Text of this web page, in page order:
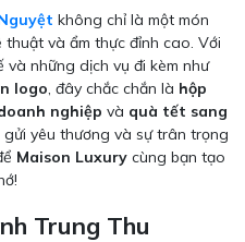
không chỉ là một món
và ẩm thực đỉnh cao. Với
những dịch vụ đi kèm như
logo, đây chắc chắn là hộp
nghiệp và quà tết sang
yêu thương và sự trân trọng
Maison Luxury cùng bạn tạo
Trung Thu